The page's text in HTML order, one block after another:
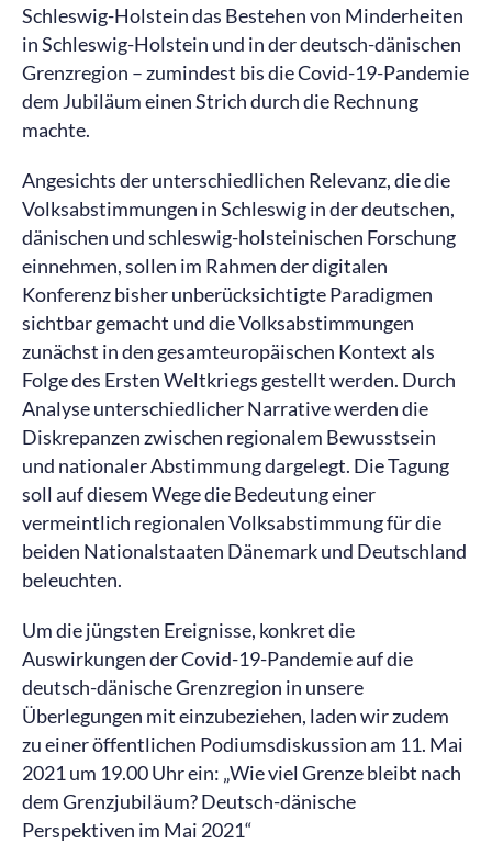
Schleswig-Holstein das Bestehen von Minderheiten
in Schleswig-Holstein und in der deutsch-dänischen
Grenzregion – zumindest bis die Covid-19-Pandemie
dem Jubiläum einen Strich durch die Rechnung
machte.
Angesichts der unterschiedlichen Relevanz, die die
Volksabstimmungen in Schleswig in der deutschen,
dänischen und schleswig-holsteinischen Forschung
einnehmen, sollen im Rahmen der digitalen
Konferenz bisher unberücksichtigte Paradigmen
sichtbar gemacht und die Volksabstimmungen
zunächst in den gesamteuropäischen Kontext als
Folge des Ersten Weltkriegs gestellt werden. Durch
Analyse unterschiedlicher Narrative werden die
Diskrepanzen zwischen regionalem Bewusstsein
und nationaler Abstimmung dargelegt. Die Tagung
soll auf diesem Wege die Bedeutung einer
vermeintlich regionalen Volksabstimmung für die
beiden Nationalstaaten Dänemark und Deutschland
beleuchten.
Um die jüngsten Ereignisse, konkret die
Auswirkungen der Covid-19-Pandemie auf die
deutsch-dänische Grenzregion in unsere
Überlegungen mit einzubeziehen, laden wir zudem
zu einer öffentlichen Podiumsdiskussion am 11. Mai
2021 um 19.00 Uhr ein: „Wie viel Grenze bleibt nach
dem Grenzjubiläum? Deutsch-dänische
Perspektiven im Mai 2021“